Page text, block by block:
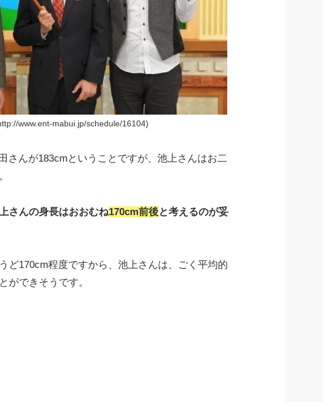
www.ent-mabui.jp/schedule/16104)
さんが183cmということですが、池上さんはお二
さんの身長はおおむね170cm前後と考えるのが妥
ど170cm程度ですから、池上さんは、ごく平均的
ができそうです。